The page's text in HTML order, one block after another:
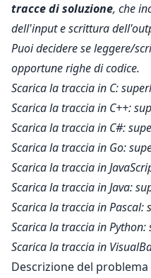
tracce di soluzione, che
dell'input e scrittura
Puoi decidere se leggere/
opportune righe di codice.
Scarica la traccia in C:
Scarica la traccia in C++:
Scarica la traccia in C#:
Scarica la traccia in Go:
Scarica la traccia in
Scarica la traccia in Java:
Scarica la traccia in Pascal:
Scarica la traccia in Python:
Scarica la traccia in
Descrizione del problema